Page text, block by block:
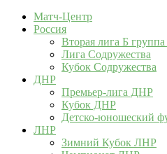
Матч-Центр
Россия
Вторая лига Б группа
Лига Содружества
Кубок Содружества
ДНР
Премьер-лига ДНР
Кубок ДНР
Детско-юношеский
ЛНР
Зимний Кубок ЛНР